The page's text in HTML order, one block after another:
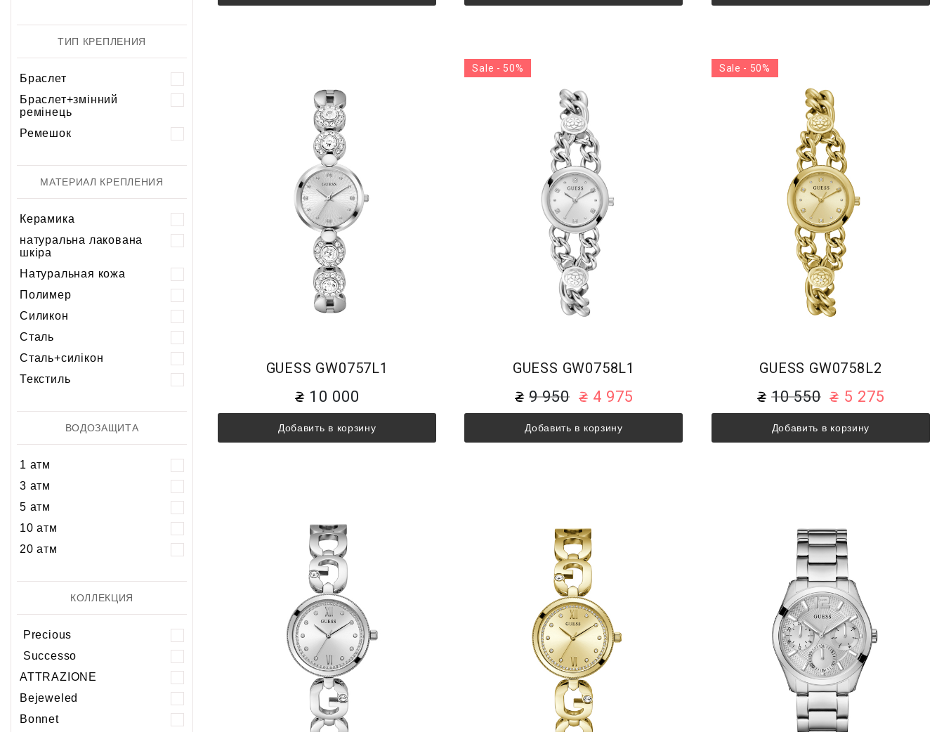
ТИП КРЕПЛЕНИЯ
Браслет
Браслет+змінний
ремінець
Ремешок
МАТЕРИАЛ КРЕПЛЕНИЯ
Керамика
натуральна лакована
шкіра
Натуральная кожа
Полимер
Силикон
Сталь
Сталь+силікон
Текстиль
ВОДОЗАЩИТА
1 атм
3 атм
5 атм
10 атм
20 атм
КОЛЛЕКЦИЯ
Precious
Successo
ATTRAZIONE
Bejeweled
Bonnet
GUESS GW0757L1
10 000
Добавить в корзину
GUESS GW0758L1
9 950 4 975
Добавить в корзину
Sale - 50%
GUESS GW0758L2
10 550 5 275
Добавить в корзину
Sale - 50%